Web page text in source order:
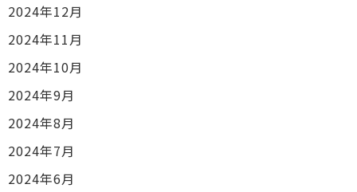
2024年12月
2024年11月
2024年10月
2024年9月
2024年8月
2024年7月
2024年6月